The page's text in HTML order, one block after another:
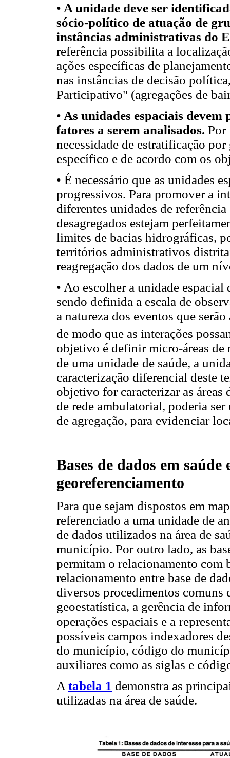
• A unidade deve ser
sócio-político de atuação de
instâncias administrativas do
referência possibilita a
ações específicas de
nas instâncias de decisão
Participativo" (agregações de
• As unidades espaciais
fatores a serem analisados. Por
necessidade de estratificação
específico e de acordo com os
• É necessário que as unidades
progressivos. Para promover a
diferentes unidades de
desagregados estejam
limites de bacias hidrográficas,
territórios administrativos
reagregação dos dados de um
• Ao escolher a unidade espacial
sendo definida a escala de
a natureza dos eventos que
de modo que as interações
objetivo é definir micro-áreas
de uma unidade de saúde, a
caracterização diferencial deste
objetivo for caracterizar as
de rede ambulatorial, poderia
de agregação, para evidenciar
Bases de dados em saúde
georeferenciamento
Para que sejam dispostos em
referenciado a uma unidade de
de dados utilizados na área de
município. Por outro lado, as
permitam o relacionamento com
relacionamento entre base de
diversos procedimentos comuns
geoestatística, a gerência de
operações espaciais e a
possíveis campos indexadores
do município, código do
auxiliares como as siglas e
A tabela 1 demonstra as
utilizadas na área de saúde.